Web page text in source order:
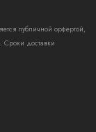
публичной орфертой,
Сроки доставки